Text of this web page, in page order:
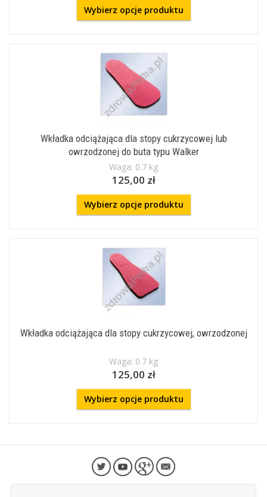
Wybierz opcje produktu
Wkładka odciążająca dla stopy cukrzycowej lub
owrzodzonej do buta typu Walker
Waga: 0.7 kg
125,00 zł
Wybierz opcje produktu
Wkładka odciążająca dla stopy cukrzycowej, owrzodzonej
Waga: 0.7 kg
125,00 zł
Wybierz opcje produktu